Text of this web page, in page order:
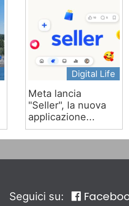
Digital Life
Meta lancia
"Seller", la nuova
applicazione...
Seguici su: